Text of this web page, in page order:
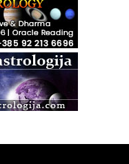
i Online